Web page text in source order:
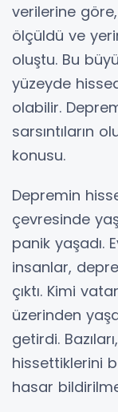
verilerine
ölçüldü ve
oluştu. Bu
yüzeyde
olabilir.
sarsıntıların
konusu.
Depremin
çevresinde
panik yaşadı.
insanlar,
çıktı. Kimi
üzerinden
getirdi.
hissettiklerini
hasar